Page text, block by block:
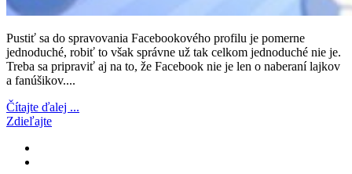
Pustiť sa do spravovania Facebookového profilu je pomerne
jednoduché, robiť to však správne už tak celkom jednoduché nie je.
Treba sa pripraviť aj na to, že Facebook nie je len o naberaní lajkov
a fanúšikov....
Čítajte ďalej ...
Zdieľajte